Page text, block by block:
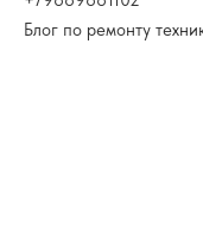
Блог по ремонту